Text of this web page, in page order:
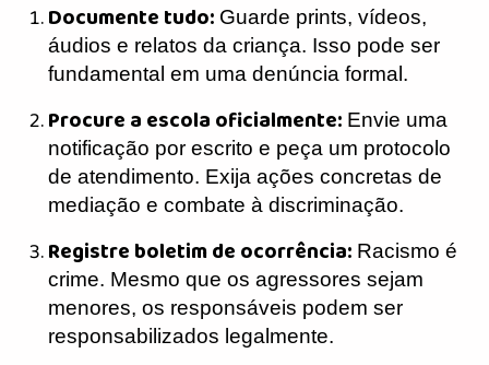
Documente tudo: Guarde prints, vídeos,
áudios e relatos da criança. Isso pode ser
fundamental em uma denúncia formal.
Procure a escola oficialmente: Envie uma
notificação por escrito e peça um protocolo
de atendimento. Exija ações concretas de
mediação e combate à discriminação.
Registre boletim de ocorrência: Racismo é
crime. Mesmo que os agressores sejam
menores, os responsáveis podem ser
responsabilizados legalmente.